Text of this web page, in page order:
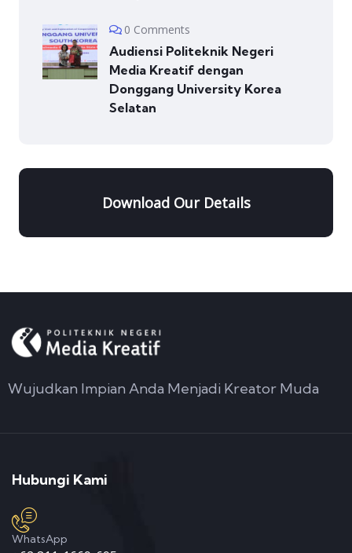
0 Comments
Audiensi Politeknik Negeri
Media Kreatif dengan
Donggang University Korea
Selatan
Download Our Details
Wujudkan Impian Anda Menjadi Kreator Muda
Hubungi Kami
WhatsApp